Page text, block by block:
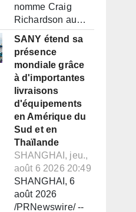
nomme Craig
Richardson au…
SANY étend sa
présence
mondiale grâce
à d'importantes
livraisons
d'équipements
en Amérique du
Sud et en
Thaïlande
SHANGHAI, jeu.,
août 6 2026 20:49
SHANGHAI, 6
août 2026
/PRNewswire/ --